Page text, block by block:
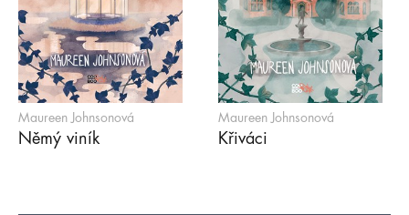
Maureen Johnsonová
Němý viník
Maureen Johnsonová
Křiváci